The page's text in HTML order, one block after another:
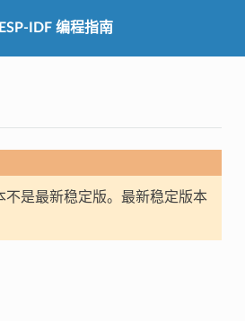
ESP-IDF 编程指南
不是最新稳定版。最新稳定版本